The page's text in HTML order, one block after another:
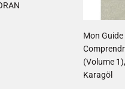
Mon
(Volume
Karagöl